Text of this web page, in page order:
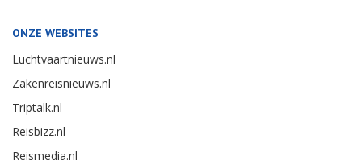
ONZE WEBSITES
Luchtvaartnieuws.nl
Zakenreisnieuws.nl
Triptalk.nl
Reisbizz.nl
Reismedia.nl